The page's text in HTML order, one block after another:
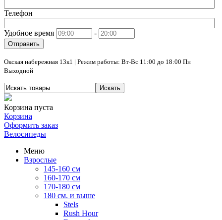
Телефон
Удобное время -
Отправить
Окская набережная 13к1 | Режим работы: Вт-Вс 11:00 до 18:00 Пн
Выходной
Искать
Корзина пуста
Корзина
Оформить заказ
Велосипеды
Меню
Взрослые
145-160 см
160-170 см
170-180 см
180 см. и выше
Stels
Rush Hour